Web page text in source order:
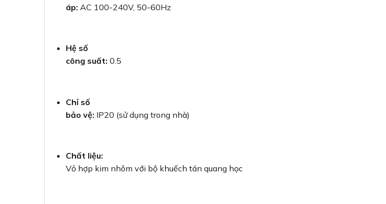
áp: AC 100-240V, 50-60Hz
Hệ số
công suất: 0.5
Chỉ số
bảo vệ: IP20 (sử dụng trong nhà)
Chất liệu:
Vỏ hợp kim nhôm với bộ khuếch tán quang học